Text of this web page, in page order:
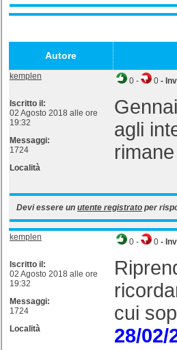
Autore
kemplen
Iscritto il:
02 Agosto 2018 alle ore
19:32
Messaggi:
1724
Località
0 - 0 -
agli
Devi essere un utente registrato per
kemplen
Iscritto il:
02 Agosto 2018 alle ore
19:32
Messaggi:
1724
Località
0 - 0 -
cui
28/02/